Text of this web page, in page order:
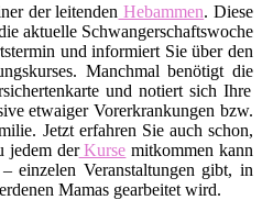
der leitenden Hebammen. Diese
aktuelle Schwangerschaftswoche
und informiert Sie über den
Manchmal benötigt die
und notiert sich Ihre
etwaiger Vorerkrankungen bzw.
Jetzt erfahren Sie auch schon,
jedem derKurse mitkommen kann
einzelen Veranstaltungen gibt, in
Mamas gearbeitet wird.